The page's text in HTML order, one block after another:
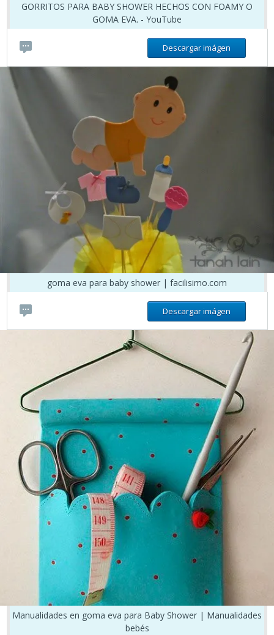
GORRITOS PARA BABY SHOWER HECHOS CON FOAMY O
GOMA EVA. - YouTube
Descargar imágen
goma eva para baby shower | facilisimo.com
Descargar imágen
Manualidades en goma eva para Baby Shower | Manualidades
bebés